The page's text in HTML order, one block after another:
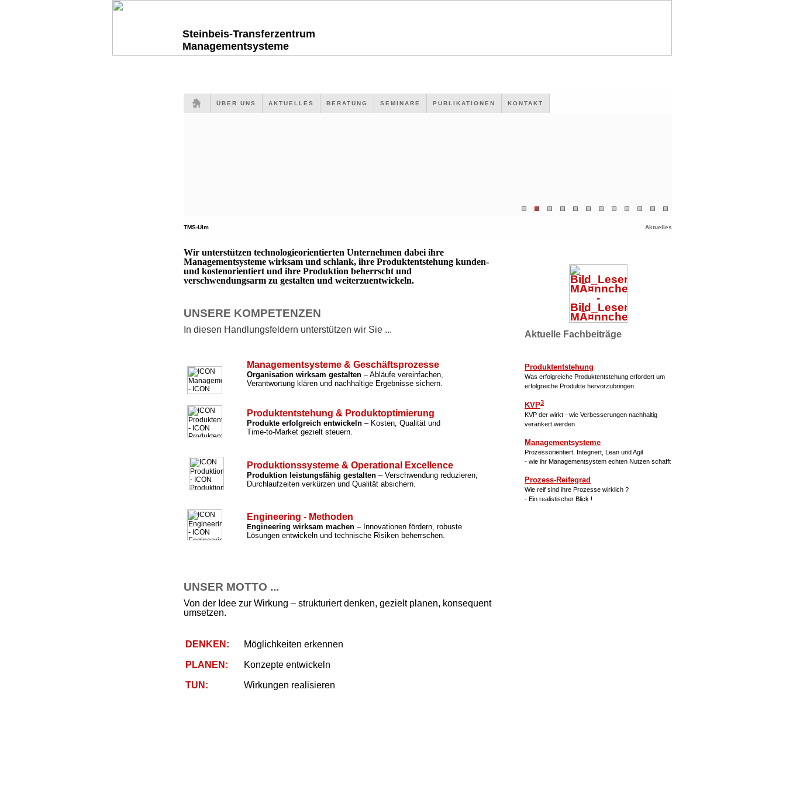
Steinbeis-Transferzentrum
Managementsysteme
ÜBER UNS AKTUELLES BERATUNG SEMINARE PUBLIKATIONEN KONTAKT
TMS-Ulm Aktuelles
Wir unterstützen technologieorientierten Unternehmen dabei ihre
Managementsysteme wirksam und schlank, ihre Produktentstehung kunden-
und kostenorientiert und ihre Produktion beherrscht und
verschwendungsarm zu gestalten und weiterzuentwickeln.
UNSERE KOMPETENZEN
In diesen Handlungsfeldern unterstützen wir Sie ...
Managementsysteme & Geschäftsprozesse
Organisation wirksam gestalten – Abläufe vereinfachen,
Verantwortung klären und nachhaltige Ergebnisse sichern.
Produktentstehung & Produktoptimierung
Produkte erfolgreich entwickeln – Kosten, Qualität und
Time-to-Market gezielt steuern.
Produktionssysteme & Operational Excellence
Produktion leistungsfähig gestalten – Verschwendung reduzieren,
Durchlaufzeiten verkürzen und Qualität absichern.
Engineering - Methoden
Engineering wirksam machen – Innovationen fördern, robuste
Lösungen entwickeln und technische Risiken beherrschen.
UNSER MOTTO ...
Von der Idee zur Wirkung – strukturiert denken, gezielt planen, konsequent
umsetzen.
DENKEN: Möglichkeiten erkennen
PLANEN: Konzepte entwickeln
TUN: Wirkungen realisieren
Aktuelle Fachbeiträge
Produktentstehung
Was erfolgreiche Produktentstehung erfordert um
erfolgreiche Produkte hervorzubringen.
KVP3
KVP der wirkt - wie Verbesserungen nachhaltig
verankert werden
Managementsysteme
Prozessorientiert, Integriert, Lean und Agil
- wie ihr Managementsystem echten Nutzen schafft
Prozess-Reifegrad
Wie reif sind ihre Prozesse wirklich ?
- Ein realistischer Blick !